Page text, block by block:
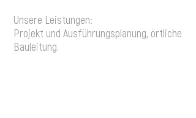
Unsere Leistungen:
Projekt und Ausführungsplanung, örtliche
Bauleitung.